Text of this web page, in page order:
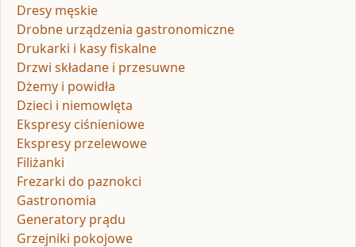
Dresy męskie
Drobne urządzenia gastronomiczne
Drukarki i kasy fiskalne
Drzwi składane i przesuwne
Dżemy i powidła
Dzieci i niemowlęta
Ekspresy ciśnieniowe
Ekspresy przelewowe
Filiżanki
Frezarki do paznokci
Gastronomia
Generatory prądu
Grzejniki pokojowe